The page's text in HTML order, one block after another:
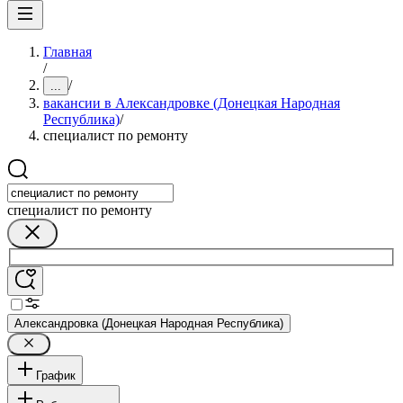
Главная
/
... /
вакансии в Александровке (Донецкая Народная
Республика)/
специалист по ремонту
специалист по ремонту
Александровка (Донецкая Народная Республика)
График